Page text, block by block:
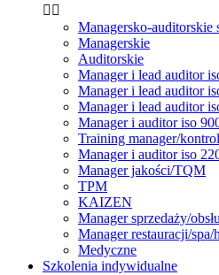
 
Managersko-auditorskie
Managerskie
Auditorskie
Manager i lead auditor
Manager i lead auditor
Manager i lead auditor
Manager i auditor iso
Training manager/
Manager i auditor iso
Manager jakości/TQM
TPM
KAIZEN
Manager sprzedaży/
Manager restauracji/spa/
Medyczne
Szkolenia indywidualne